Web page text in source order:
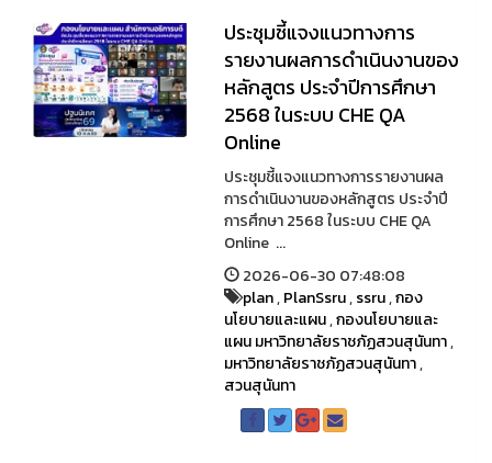
ประชุมชี้แจงแนวทางการ
รายงานผลการดำเนินงานของ
หลักสูตร ประจำปีการศึกษา
2568 ในระบบ CHE QA
Online
ประชุมชี้แจงแนวทางการรายงานผล
การดำเนินงานของหลักสูตร ประจำปี
การศึกษา 2568 ในระบบ CHE QA
Online ...
2026-06-30 07:48:08
plan,PlanSsru,ssru,กอง
นโยบายและแผน,กองนโยบายและ
แผน มหาวิทยาลัยราชภัฏสวนสุนันทา,
มหาวิทยาลัยราชภัฏสวนสุนันทา,
สวนสุนันทา